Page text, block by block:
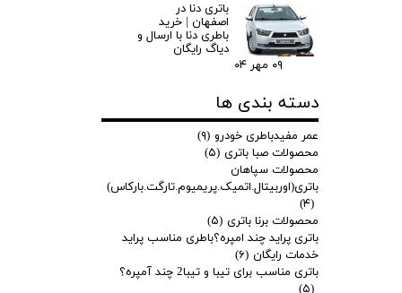
باتری دنا در
اصفهان | خرید
باطری دنا با ارسال و
دیاگ رایگان
۰۹ مهر ۰۴
دسته بندی ها
عمر مفیدباطری خودرو (۹)
محصولات صبا باتری (۵)
محصولات سپاهان
باتری(اوربیتال.اتمیک.پریمیوم.تارگت.بارکاس)
(۴)
محصولات برنا باتری (۵)
باتری پراید چند امپره؟باطری مناسب پراید
خدمات رایگان (۶)
باتری مناسب برای تیبا و تیبا2 چند آمپره؟
(۵)